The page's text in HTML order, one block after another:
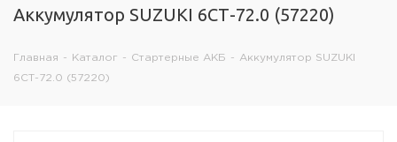
Аккумулятор SUZUKI 6СТ-72.0 (57220)
Главная - Каталог - Стартерные АКБ - Аккумулятор SUZUKI
6СТ-72.0 (57220)